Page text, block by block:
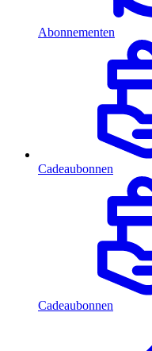
Abonnementen
Cadeaubonnen
Cadeaubonnen